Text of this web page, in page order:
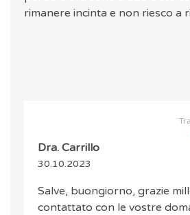
rimanere incinta e non riesco a
Dra. Carrillo
30.10.2023
Salve, buongiorno, grazie
contattato con le vostre